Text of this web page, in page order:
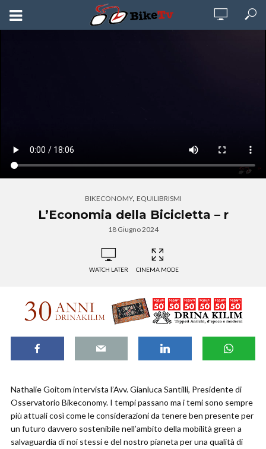
BIKECONOMY, EQUILIBRISMI
L’Economia della Bicicletta – r
18 Giugno 2024
WATCH LATER CINEMA MODE
Nathalie Goitom intervista l’Avv. Gianluca Santilli, Presidente di
Osservatorio Bikeconomy. I tempi passano ma i temi sono sempre
più attuali così come le considerazioni da tenere ben presente per
un futuro davvero sostenibile nell’ambito della mobilità green a
salvaguardia di noi stessi e del nostro pianeta per una qualità di